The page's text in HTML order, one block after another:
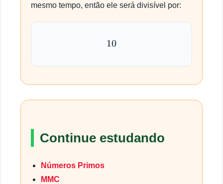
mesmo tempo, então ele será divisível por:
10
Continue estudando
Números Primos
MMC